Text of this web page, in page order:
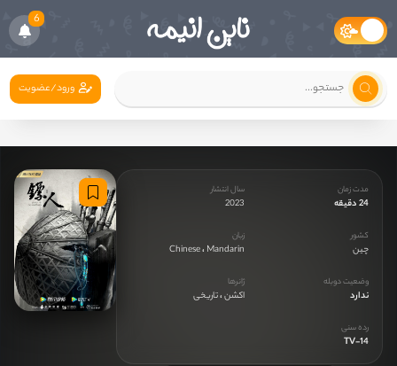
6
ورود/عضویت
مدت زمان
24 دقیقه
سال انتشار
2023
کشور
چین
زبان
Chinese، Mandarin
وضعیت دوبله
ندارد
ژانرها
اکشن،تاریخی
رده سنی
TV-14